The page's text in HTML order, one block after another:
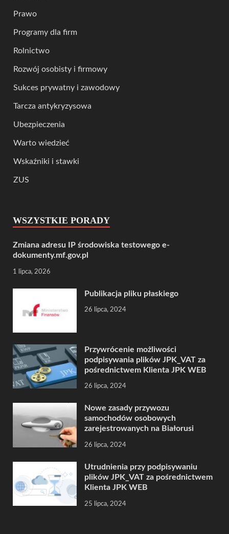
Prawo
Programy dla firm
Rolnictwo
Rozwój osobisty i firmowy
Sukces prywatny i zawodowy
Tarcza antykryzysowa
Ubezpieczenia
Warto wiedzieć
Wskaźniki i stawki
ZUS
WSZYSTKIE PORADY
Zmiana adresu IP środowiska testowego e-
dokumenty.mf.gov.pl
1 lipca, 2026
Publikacja pliku płaskiego
26 lipca, 2024
Przywrócenie możliwości
podpisywania plików JPK_VAT za
pośrednictwem Klienta JPK WEB
26 lipca, 2024
Nowe zasady przywozu
samochodów osobowych
zarejestrowanych na Białorusi
26 lipca, 2024
Utrudnienia przy podpisywaniu
plików JPK_VAT za pośrednictwem
Klienta JPK WEB
25 lipca, 2024